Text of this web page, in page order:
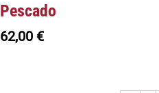
Pescado
62,00 €